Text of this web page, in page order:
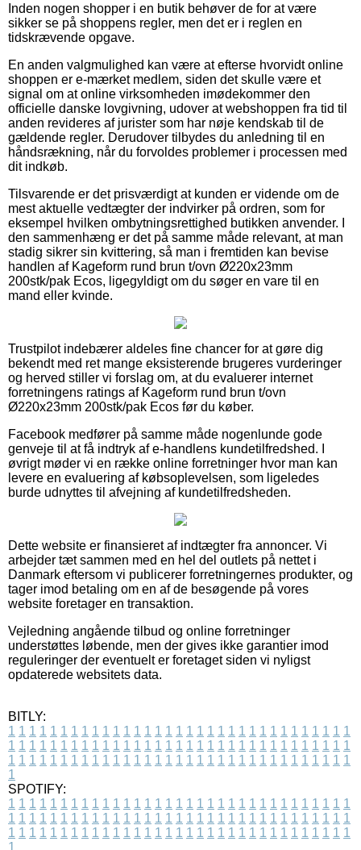
Inden nogen shopper i en butik behøver de for at være
sikker se på shoppens regler, men det er i reglen en
tidskrævende opgave.
En anden valgmulighed kan være at efterse hvorvidt online
shoppen er e-mærket medlem, siden det skulle være et
signal om at online virksomheden imødekommer den
officielle danske lovgivning, udover at webshoppen fra tid til
anden revideres af jurister som har nøje kendskab til de
gældende regler. Derudover tilbydes du anledning til en
håndsrækning, når du forvoldes problemer i processen med
dit indkøb.
Tilsvarende er det prisværdigt at kunden er vidende om de
mest aktuelle vedtægter der indvirker på ordren, som for
eksempel hvilken ombytningsrettighed butikken anvender. I
den sammenhæng er det på samme måde relevant, at man
stadig sikrer sin kvittering, så man i fremtiden kan bevise
handlen af Kageform rund brun t/ovn Ø220x23mm
200stk/pak Ecos, ligegyldigt om du søger en vare til en
mand eller kvinde.
Trustpilot indebærer aldeles fine chancer for at gøre dig
bekendt med ret mange eksisterende brugeres vurderinger
og herved stiller vi forslag om, at du evaluerer internet
forretningens ratings af Kageform rund brun t/ovn
Ø220x23mm 200stk/pak Ecos før du køber.
Facebook medfører på samme måde nogenlunde gode
genveje til at få indtryk af e-handlens kundetilfredshed. I
øvrigt møder vi en række online forretninger hvor man kan
levere en evaluering af købsoplevelsen, som ligeledes
burde udnyttes til afvejning af kundetilfredsheden.
Dette website er finansieret af indtægter fra annoncer. Vi
arbejder tæt sammen med en hel del outlets på nettet i
Danmark eftersom vi publicerer forretningernes produkter, og
tager imod betaling om en af de besøgende på vores
website foretager en transaktion.
Vejledning angående tilbud og online forretninger
understøttes løbende, men der gives ikke garantier imod
reguleringer der eventuelt er foretaget siden vi nyligst
opdaterede websitets data.
BITLY:
1 1 1 1 1 1 1 1 1 1 1 1 1 1 1 1 1 1 1 1 1 1 1 1 1 1 1 1 1 1 1 1 1
1 1 1 1 1 1 1 1 1 1 1 1 1 1 1 1 1 1 1 1 1 1 1 1 1 1 1 1 1 1 1 1 1
1 1 1 1 1 1 1 1 1 1 1 1 1 1 1 1 1 1 1 1 1 1 1 1 1 1 1 1 1 1 1 1 1
1
SPOTIFY:
1 1 1 1 1 1 1 1 1 1 1 1 1 1 1 1 1 1 1 1 1 1 1 1 1 1 1 1 1 1 1 1 1
1 1 1 1 1 1 1 1 1 1 1 1 1 1 1 1 1 1 1 1 1 1 1 1 1 1 1 1 1 1 1 1 1
1 1 1 1 1 1 1 1 1 1 1 1 1 1 1 1 1 1 1 1 1 1 1 1 1 1 1 1 1 1 1 1 1
1